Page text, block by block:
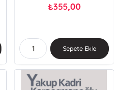
₺355,00
Sepete Ekle